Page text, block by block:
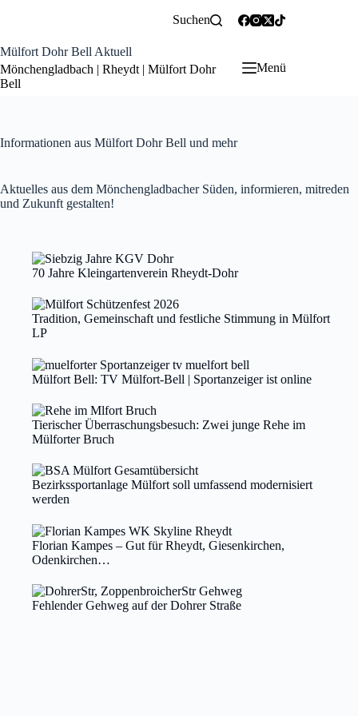
Suchen
Mülfort Dohr Bell Aktuell
Mönchengladbach | Rheydt | Mülfort Dohr
Bell
Menü
Informationen aus Mülfort Dohr Bell und mehr
Aktuelles aus dem Mönchengladbacher Süden, informieren, mitreden
und Zukunft gestalten!
70 Jahre Kleingartenverein Rheydt-Dohr
Tradition, Gemeinschaft und festliche Stimmung in Mülfort
LP
Mülfort Bell: TV Mülfort-Bell | Sportanzeiger ist online
Tierischer Überraschungsbesuch: Zwei junge Rehe im
Mülforter Bruch
Bezirkssportanlage Mülfort soll umfassend modernisiert
werden
Florian Kampes – Gut für Rheydt, Giesenkirchen,
Odenkirchen…
Fehlender Gehweg auf der Dohrer Straße